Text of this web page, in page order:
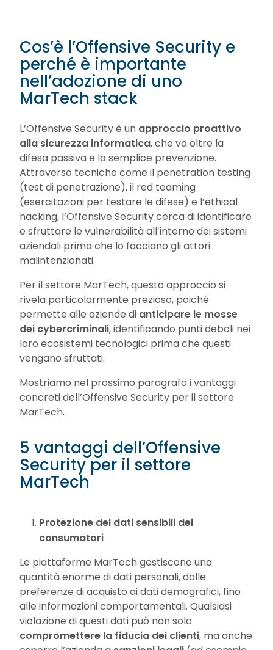
Cos’è l’Offensive Security e
perché è importante
nell’adozione di uno
MarTech stack
L’Offensive Security è un approccio proattivo
alla sicurezza informatica, che va oltre la
difesa passiva e la semplice prevenzione.
Attraverso tecniche come il penetration testing
(test di penetrazione), il red teaming
(esercitazioni per testare le difese) e l’ethical
hacking, l’Offensive Security cerca di identificare
e sfruttare le vulnerabilità all’interno dei sistemi
aziendali prima che lo facciano gli attori
malintenzionati.
Per il settore MarTech, questo approccio si
rivela particolarmente prezioso, poiché
permette alle aziende di anticipare le mosse
dei cybercriminali, identificando punti deboli nei
loro ecosistemi tecnologici prima che questi
vengano sfruttati.
Mostriamo nel prossimo paragrafo i vantaggi
concreti dell’Offensive Security per il settore
MarTech.
5 vantaggi dell’Offensive
Security per il settore
MarTech
Protezione dei dati sensibili dei
consumatori
Le piattaforme MarTech gestiscono una
quantità enorme di dati personali, dalle
preferenze di acquisto ai dati demografici, fino
alle informazioni comportamentali. Qualsiasi
violazione di questi dati può non solo
compromettere la fiducia dei clienti, ma anche